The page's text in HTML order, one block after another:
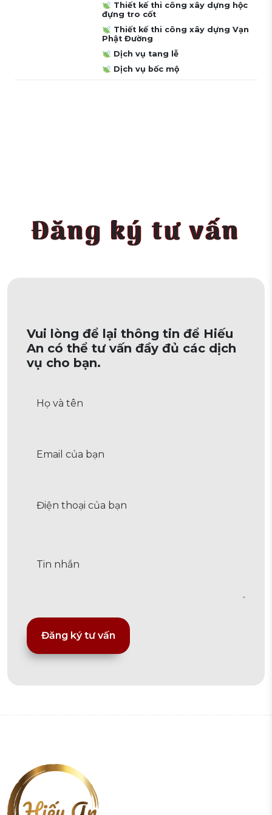
Thiết kế thi công xây dựng hộc
đựng tro cốt
Thiết kế thi công xây dựng Vạn
Phật Đường
Dịch vụ tang lễ
Dịch vụ bốc mộ
Đăng ký tư vấn
Vui lòng để lại thông tin để Hiếu
An có thể tư vấn đầy đủ các dịch
vụ cho bạn.